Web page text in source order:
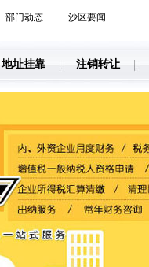
部门动态 沙区要闻
地址挂靠 注销转让